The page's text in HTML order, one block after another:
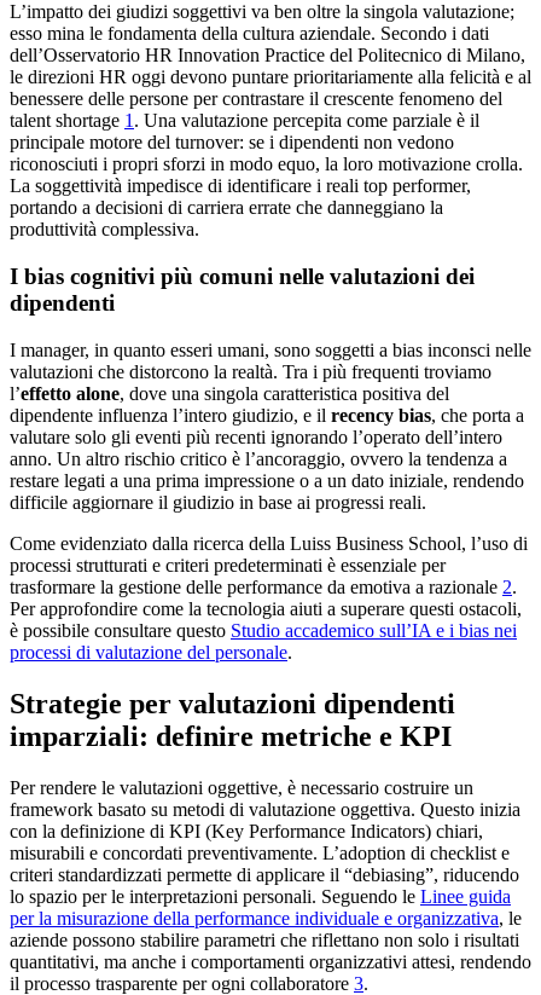
L’impatto dei giudizi soggettivi va ben oltre la singola valutazione;
esso mina le fondamenta della cultura aziendale. Secondo i dati
dell’Osservatorio HR Innovation Practice del Politecnico di Milano,
le direzioni HR oggi devono puntare prioritariamente alla felicità e al
benessere delle persone per contrastare il crescente fenomeno del
talent shortage 1. Una valutazione percepita come parziale è il
principale motore del turnover: se i dipendenti non vedono
riconosciuti i propri sforzi in modo equo, la loro motivazione crolla.
La soggettività impedisce di identificare i reali top performer,
portando a decisioni di carriera errate che danneggiano la
produttività complessiva.
I bias cognitivi più comuni nelle valutazioni dei
dipendenti
I manager, in quanto esseri umani, sono soggetti a bias inconsci nelle
valutazioni che distorcono la realtà. Tra i più frequenti troviamo
l’effetto alone, dove una singola caratteristica positiva del
dipendente influenza l’intero giudizio, e il recency bias, che porta a
valutare solo gli eventi più recenti ignorando l’operato dell’intero
anno. Un altro rischio critico è l’ancoraggio, ovvero la tendenza a
restare legati a una prima impressione o a un dato iniziale, rendendo
difficile aggiornare il giudizio in base ai progressi reali.
Come evidenziato dalla ricerca della Luiss Business School, l’uso di
processi strutturati e criteri predeterminati è essenziale per
trasformare la gestione delle performance da emotiva a razionale 2.
Per approfondire come la tecnologia aiuti a superare questi ostacoli,
è possibile consultare questo Studio accademico sull’IA e i bias nei
processi di valutazione del personale.
Strategie per valutazioni dipendenti
imparziali: definire metriche e KPI
Per rendere le valutazioni oggettive, è necessario costruire un
framework basato su metodi di valutazione oggettiva. Questo inizia
con la definizione di KPI (Key Performance Indicators) chiari,
misurabili e concordati preventivamente. L’adoption di checklist e
criteri standardizzati permette di applicare il “debiasing”, riducendo
lo spazio per le interpretazioni personali. Seguendo le Linee guida
per la misurazione della performance individuale e organizzativa, le
aziende possono stabilire parametri che riflettano non solo i risultati
quantitativi, ma anche i comportamenti organizzativi attesi, rendendo
il processo trasparente per ogni collaboratore 3.